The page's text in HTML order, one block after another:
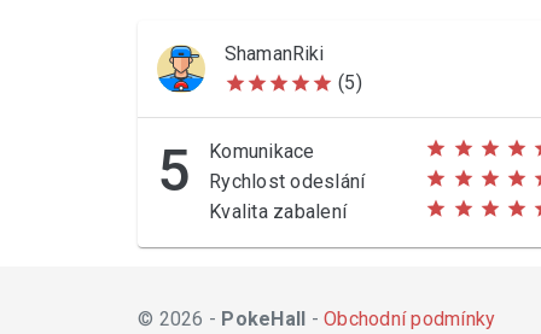
ShamanRiki
star star star star star (5)
5 Komunikace star star star star
Rychlost odeslání star star star star
Kvalita zabalení star star star star
© 2026 - PokeHall - Obchodní podmínky